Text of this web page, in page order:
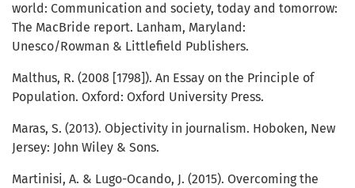
world: Communication and society, today and tomorrow:
The MacBride report. Lanham, Maryland:
Unesco/Rowman & Littlefield Publishers.
Malthus, R. (2008 [1798]). An Essay on the Principle of
Population. Oxford: Oxford University Press.
Maras, S. (2013). Objectivity in journalism. Hoboken, New
Jersey: John Wiley & Sons.
Martinisi, A. & Lugo-Ocando, J. (2015). Overcoming the